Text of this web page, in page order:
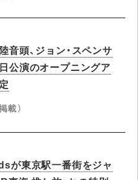
音頭、ジョン・スペンサ
公演のオープニングア
載）
が東京駅一番街をジャ